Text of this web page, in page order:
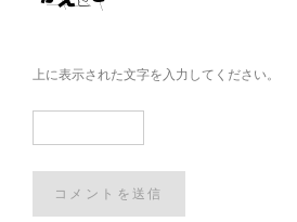
上に表示された文字を入力してください。